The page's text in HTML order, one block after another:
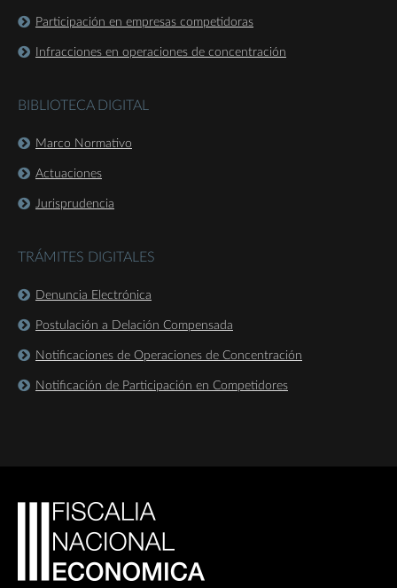
Participación en empresas competidoras
Infracciones en operaciones de concentración
BIBLIOTECA DIGITAL
Marco Normativo
Actuaciones
Jurisprudencia
TRÁMITES DIGITALES
Denuncia Electrónica
Postulación a Delación Compensada
Notificaciones de Operaciones de Concentración
Notificación de Participación en Competidores